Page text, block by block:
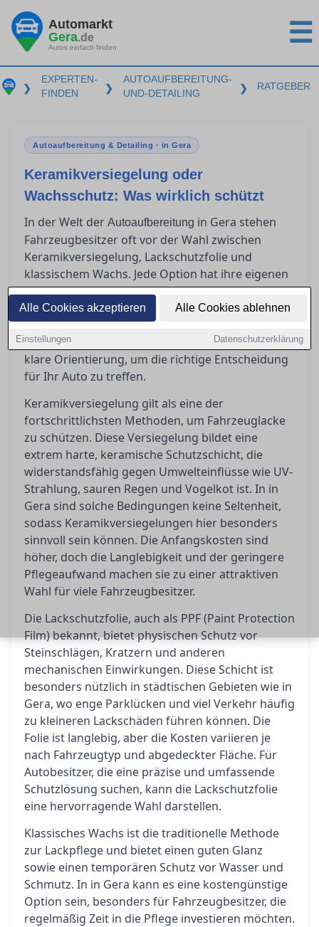
Alle Cookies akzeptieren Alle Cookies ablehnen
Einstellungen Datenschutzerklärung
Automarkt
Gera.de
Autos einfach finden ☰
❯
EXPERTEN-
FINDEN
❯
AUTOAUFBEREITUNG-
UND-DETAILING
❯ RATGEBER
Autoaufbereitung & Detailing · in Gera
Keramikversiegelung oder
Wachsschutz: Was wirklich schützt
In der Welt der Autoaufbereitung in Gera stehen
Fahrzeugbesitzer oft vor der Wahl zwischen
Keramikversiegelung, Lackschutzfolie und
klassischem Wachs. Jede Option hat ihre eigenen
Vorzüge und Herausforderungen in Bezug auf
Haltbarkeit, Kosten und Anwendung. Doch
welche Methode bietet wirklich den besten
Schutz? In diesem Artikel geben wir Ihnen eine
klare Orientierung, um die richtige Entscheidung
für Ihr Auto zu treffen.
Keramikversiegelung gilt als eine der
fortschrittlichsten Methoden, um Fahrzeuglacke
zu schützen. Diese Versiegelung bildet eine
extrem harte, keramische Schutzschicht, die
widerstandsfähig gegen Umwelteinflüsse wie UV-
Strahlung, sauren Regen und Vogelkot ist. In in
Gera sind solche Bedingungen keine Seltenheit,
sodass Keramikversiegelungen hier besonders
sinnvoll sein können. Die Anfangskosten sind
höher, doch die Langlebigkeit und der geringere
Pflegeaufwand machen sie zu einer attraktiven
Wahl für viele Fahrzeugbesitzer.
Die Lackschutzfolie, auch als PPF (Paint Protection
Film) bekannt, bietet physischen Schutz vor
Steinschlägen, Kratzern und anderen
mechanischen Einwirkungen. Diese Schicht ist
besonders nützlich in städtischen Gebieten wie in
Gera, wo enge Parklücken und viel Verkehr häufig
zu kleineren Lackschäden führen können. Die
Folie ist langlebig, aber die Kosten variieren je
nach Fahrzeugtyp und abgedeckter Fläche. Für
Autobesitzer, die eine präzise und umfassende
Schutzlösung suchen, kann die Lackschutzfolie
eine hervorragende Wahl darstellen.
Klassisches Wachs ist die traditionelle Methode
zur Lackpflege und bietet einen guten Glanz
sowie einen temporären Schutz vor Wasser und
Schmutz. In in Gera kann es eine kostengünstige
Option sein, besonders für Fahrzeugbesitzer, die
regelmäßig Zeit in die Pflege investieren möchten.